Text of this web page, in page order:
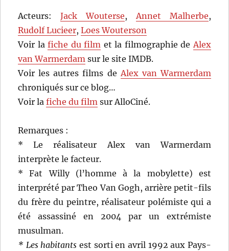
Acteurs:Jack Wouterse,Annet Malherbe,
Rudolf Lucieer,Loes Wouterson
Voir lafiche du film et la filmographie deAlex
van Warmerdam sur le site IMDB.
Voir les autres films deAlex van Warmerdam
chroniqués sur ce blog…
Voir lafiche du film sur AlloCiné.
Remarques :
* Le réalisateur Alex van Warmerdam
interprète le facteur.
* Fat Willy (l’homme à la mobylette) est
interprété par Theo Van Gogh, arrière petit-fils
du frère du peintre, réalisateur polémiste qui a
été assassiné en 2004 par un extrémiste
musulman.
* Les habitants est sorti en avril 1992 aux Pays-